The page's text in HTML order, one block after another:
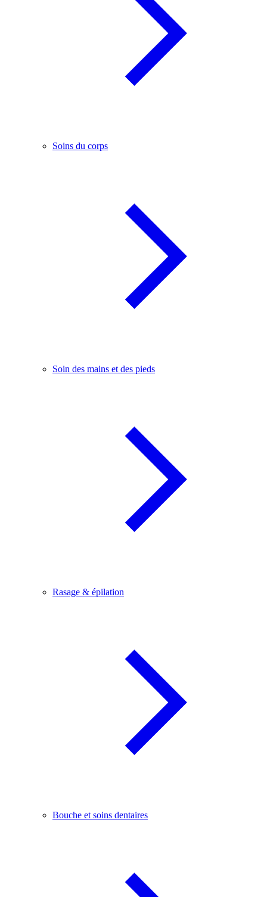
Soins du corps
Soin des mains et des pieds
Rasage & épilation
Bouche et soins dentaires